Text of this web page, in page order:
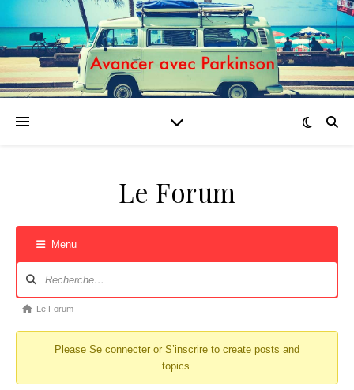
Le Forum
Menu
Fil d’Ariane du forum – Vous êtes ici :
Le Forum
Please Se connecter or S’inscrire to create posts and
topics.